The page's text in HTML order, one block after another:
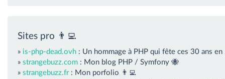
Sites pro 👨‍💻
» is-php-dead.ovh : Un hommage à PHP qui fête ces 30 ans
» strangebuzz.com : Mon blog PHP / Symfony 🐝
» strangebuzz.fr: Mon porfolio 👨‍💻